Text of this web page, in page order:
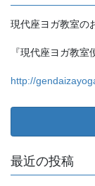
現代座ヨガ教室の
『現代座ヨガ教室
http://
最近の投稿